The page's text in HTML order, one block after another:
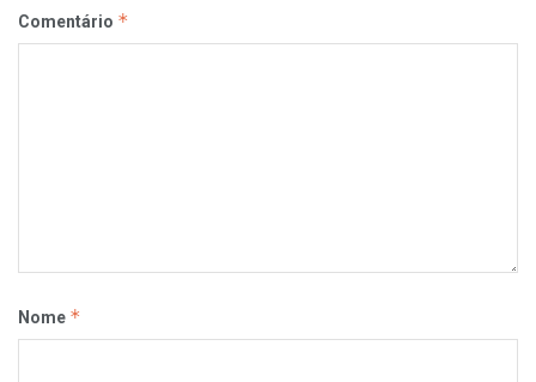
Comentário *
Nome *